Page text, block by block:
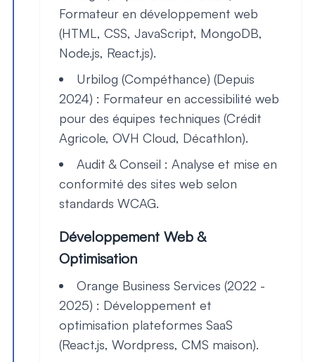
Formateur en développement web
(HTML, CSS, JavaScript, MongoDB,
Node.js, React.js).
Urbilog (Compéthance) (Depuis
2024) : Formateur en accessibilité web
pour des équipes techniques (Crédit
Agricole, OVH Cloud, Décathlon).
Audit & Conseil : Analyse et mise en
conformité des sites web selon
standards WCAG.
Développement Web &
Optimisation
Orange Business Services (2022 -
2025) : Développement et
optimisation plateformes SaaS
(React.js, Wordpress, CMS maison).